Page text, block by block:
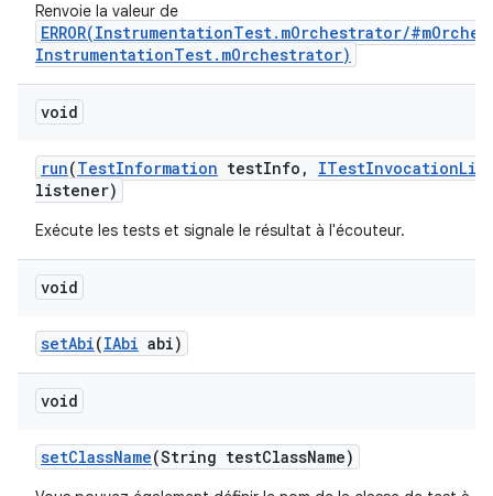
Renvoie la valeur de
ERROR(InstrumentationTest.mOrchestrator/
InstrumentationTest.mOrchestrator)
void
run(TestInformation testInfo , ITestInvocation
listener)
Exécute les tests et signale le résultat à l'écouteur.
void
setAbi(IAbi abi)
void
setClassName(String testClassName)